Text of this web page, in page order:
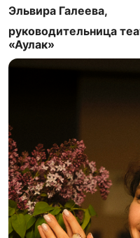
Эльвира Галеева,
руководительница
«Аулак»